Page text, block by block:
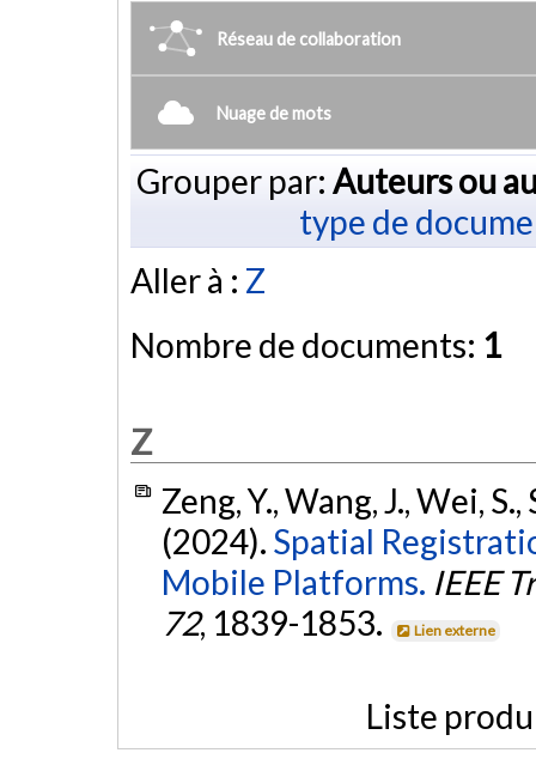
Réseau de collaboration
Nuage de mots
Grouper par: Auteurs ou
type de
Aller à : Z
Nombre de documents: 1
Z
Zeng, Y., Wang, J., Wei, S.,
(2024). Spatial
Mobile Platforms. IEEE
72, 1839-1853. Lien externe
Liste